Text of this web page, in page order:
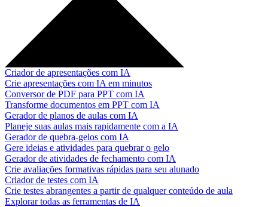
Criador de apresentações com IA
Crie apresentações com IA em minutos
Conversor de PDF para PPT com IA
Transforme documentos em PPT com IA
Gerador de planos de aulas com IA
Planeje suas aulas mais rapidamente com a IA
Gerador de quebra-gelos com IA
Gere ideias e atividades para quebrar o gelo
Gerador de atividades de fechamento com IA
Crie avaliações formativas rápidas para seu alunado
Criador de testes com IA
Crie testes abrangentes a partir de qualquer conteúdo de aula
Explorar todas as ferramentas de IA